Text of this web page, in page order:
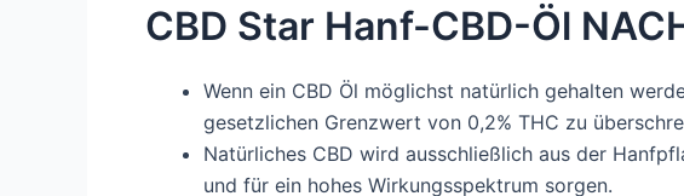
CBD Star Hanf-CBD-Öl
Wenn ein CBD Öl möglichst natürlich gehalten
gesetzlichen Grenzwert von 0,2% THC zu
Natürliches CBD wird ausschließlich aus der
und für ein hohes Wirkungsspektrum sorgen.